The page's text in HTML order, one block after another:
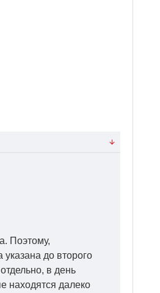
Поэтому,
до второго
в день
находятся далеко